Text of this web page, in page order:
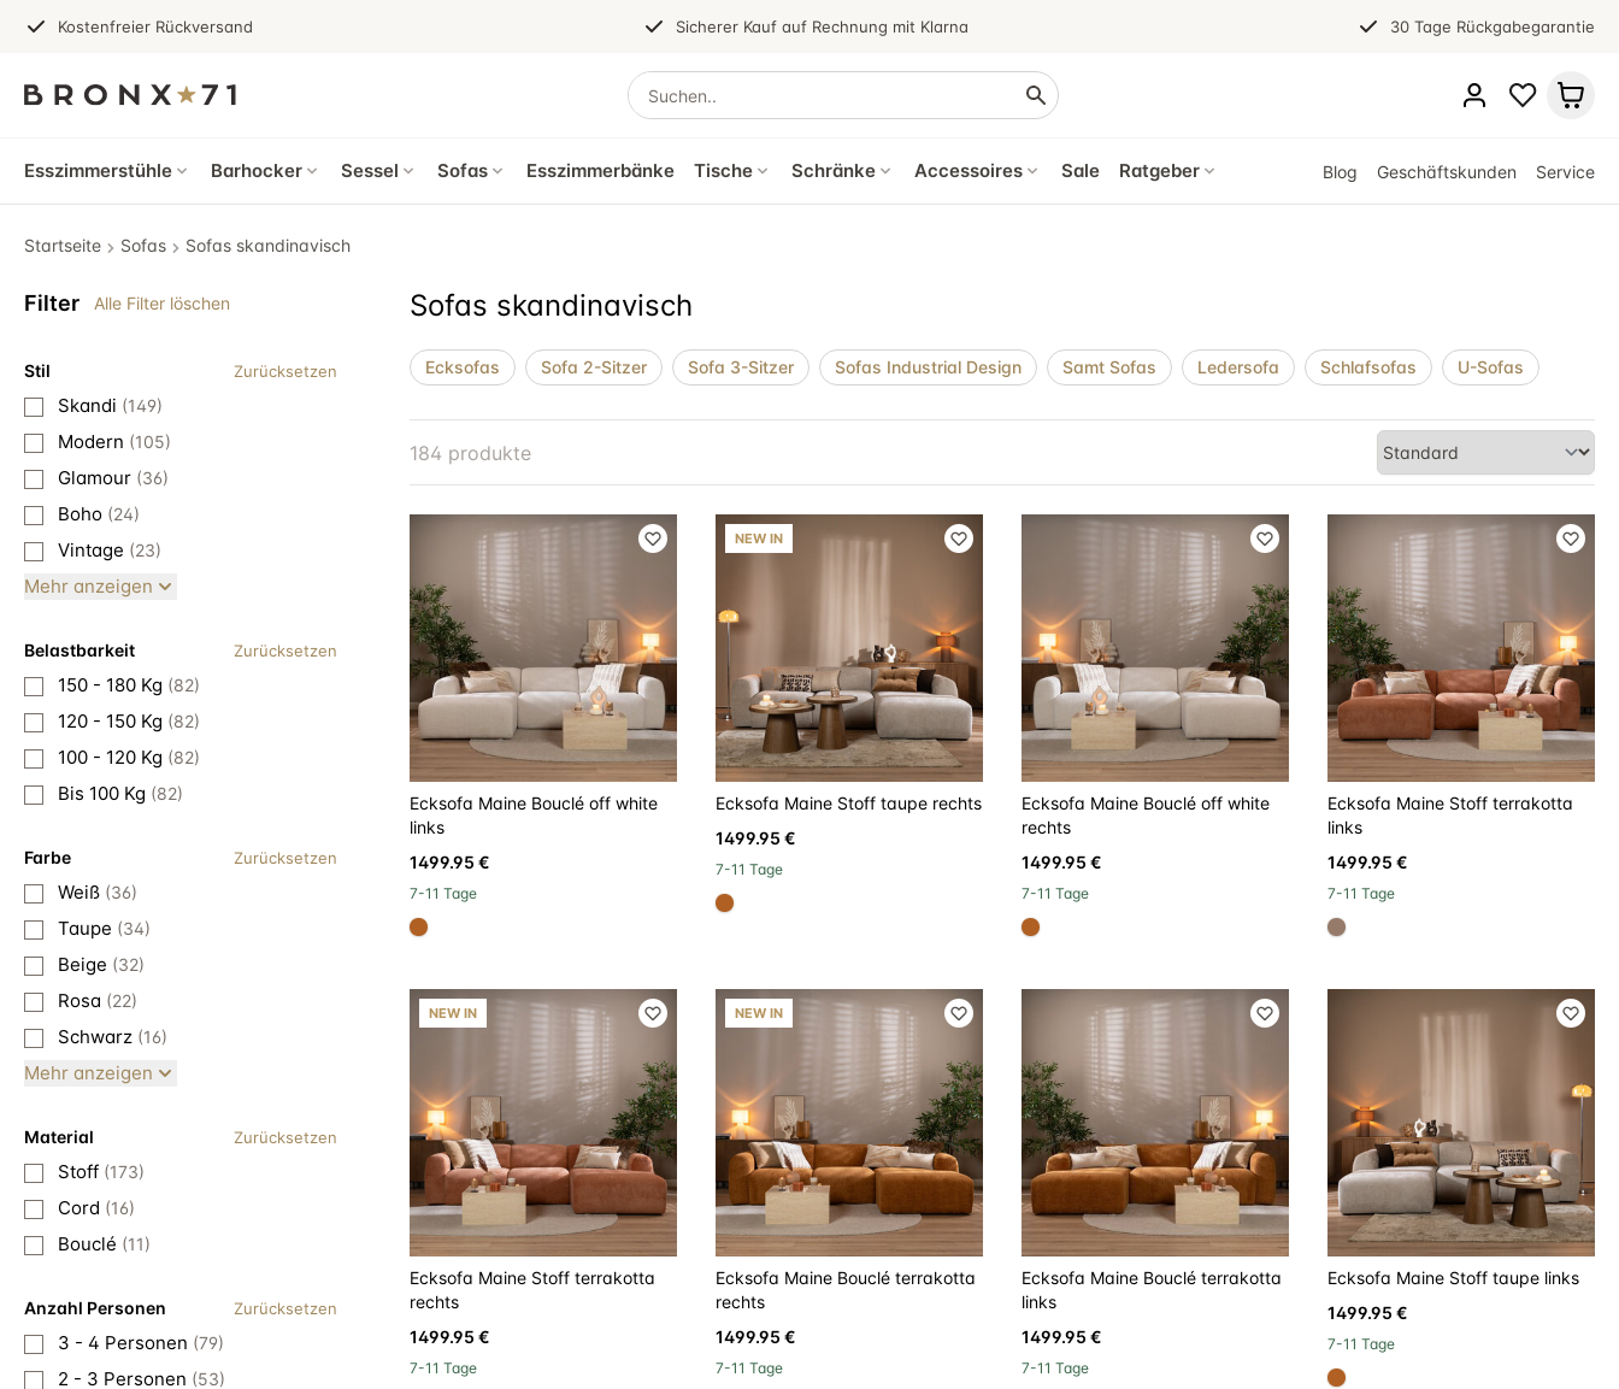
Kostenfreier Rückversand Sicherer Kauf auf Rechnung mit Klarna 30 Tage Rückgabegarantie
Esszimmerstühle Barhocker Sessel Sofas Esszimmerbänke Tische Schränke Accessoires Sale Ratgeber Blog Geschäftskunden Service
Startseite Sofas Sofas skandinavisch
Filter Alle Filter löschen
Stil Zurücksetzen
Skandi (149)
Modern (105)
Glamour (36)
Boho (24)
Vintage (23)
Mehr anzeigen
Belastbarkeit Zurücksetzen
150 - 180 Kg (82)
120 - 150 Kg (82)
100 - 120 Kg (82)
Bis 100 Kg (82)
Farbe Zurücksetzen
Weiß (36)
Taupe (34)
Beige (32)
Rosa (22)
Schwarz (16)
Mehr anzeigen
Material Zurücksetzen
Stoff (173)
Cord (16)
Bouclé (11)
Anzahl Personen Zurücksetzen
3 - 4 Personen (79)
2 - 3 Personen (53)
Sofas skandinavisch
Ecksofas Sofa 2-Sitzer Sofa 3-Sitzer Sofas Industrial Design Samt Sofas Ledersofa Schlafsofas U-Sofas
184 produkte
Ecksofa Maine Bouclé off white
links
1499.95 €
7-11 Tage
#b06023
NEW IN
Ecksofa Maine Stoff taupe rechts
1499.95 €
7-11 Tage
#b06023
Ecksofa Maine Bouclé off white
rechts
1499.95 €
7-11 Tage
#b06023
Ecksofa Maine Stoff terrakotta
links
1499.95 €
7-11 Tage
#967b6a
NEW IN
Ecksofa Maine Stoff terrakotta
rechts
1499.95 €
7-11 Tage
NEW IN
Ecksofa Maine Bouclé terrakotta
rechts
1499.95 €
7-11 Tage
Ecksofa Maine Bouclé terrakotta
links
1499.95 €
7-11 Tage
Ecksofa Maine Stoff taupe links
1499.95 €
7-11 Tage